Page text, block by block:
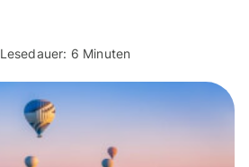
Lesedauer: 6 Minuten